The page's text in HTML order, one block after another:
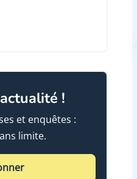
!
et enquêtes :
limite.